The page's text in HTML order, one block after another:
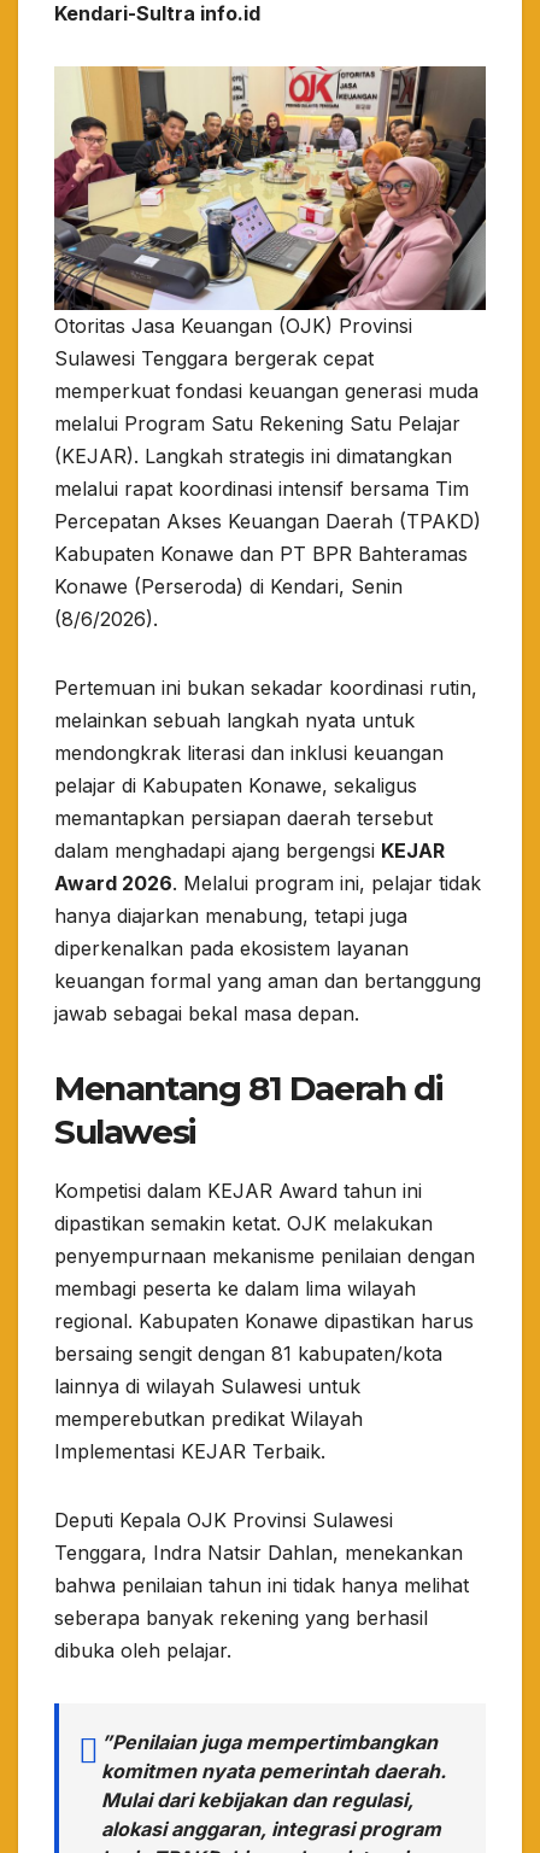
Kendari-Sultra info.id
Otoritas Jasa Keuangan (OJK) Provinsi
Sulawesi Tenggara bergerak cepat
memperkuat fondasi keuangan generasi muda
melalui Program Satu Rekening Satu Pelajar
(KEJAR). Langkah strategis ini dimatangkan
melalui rapat koordinasi intensif bersama Tim
Percepatan Akses Keuangan Daerah (TPAKD)
Kabupaten Konawe dan PT BPR Bahteramas
Konawe (Perseroda) di Kendari, Senin
(8/6/2026).
​Pertemuan ini bukan sekadar koordinasi rutin,
melainkan sebuah langkah nyata untuk
mendongkrak literasi dan inklusi keuangan
pelajar di Kabupaten Konawe, sekaligus
memantapkan persiapan daerah tersebut
dalam menghadapi ajang bergengsi KEJAR
Award 2026. Melalui program ini, pelajar tidak
hanya diajarkan menabung, tetapi juga
diperkenalkan pada ekosistem layanan
keuangan formal yang aman dan bertanggung
jawab sebagai bekal masa depan.
Menantang 81 Daerah di
Sulawesi
​Kompetisi dalam KEJAR Award tahun ini
dipastikan semakin ketat. OJK melakukan
penyempurnaan mekanisme penilaian dengan
membagi peserta ke dalam lima wilayah
regional. Kabupaten Konawe dipastikan harus
bersaing sengit dengan 81 kabupaten/kota
lainnya di wilayah Sulawesi untuk
memperebutkan predikat Wilayah
Implementasi KEJAR Terbaik.
​Deputi Kepala OJK Provinsi Sulawesi
Tenggara, Indra Natsir Dahlan, menekankan
bahwa penilaian tahun ini tidak hanya melihat
seberapa banyak rekening yang berhasil
dibuka oleh pelajar.
​”Penilaian juga mempertimbangkan
komitmen nyata pemerintah daerah.
Mulai dari kebijakan dan regulasi,
alokasi anggaran, integrasi program